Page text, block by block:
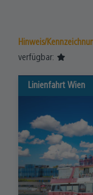
Hinweis/
verfügbar:
Linienfahrt Wien